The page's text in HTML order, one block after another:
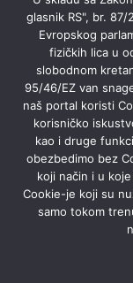
glasnik RS", br. 87/
Evropskog
fizičkih lica u
slobodnom
95/46/EZ van
naš portal koristi
korisničko
kao i druge
obezbedimo bez
koji način i u
Cookie-je koji su
samo tokom